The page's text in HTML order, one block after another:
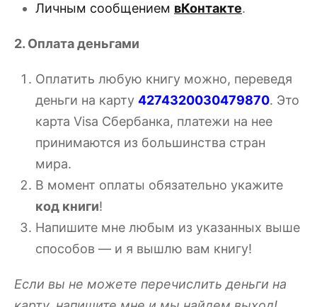
Личным сообщением вКонтакте.
2. Оплата деньгами
Оплатить любую книгу можно, переведя
деньги на карту 4274320030479870. Это
карта Visa Сбербанка, платежи на нее
принимаются из большинства стран
мира.
В момент оплаты обязательно укажите
код книги!
Напишите мне любым из указанных выше
способов — и я вышлю вам книгу!
Если вы не можете перечислить деньги на